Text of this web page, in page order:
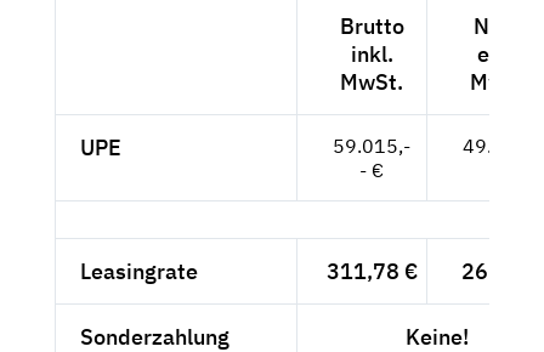
Brutto
inkl.
MwSt.
Netto
exkl.
MwSt.
UPE
59.015,-
- €
49.592,-
Leasingrate 311,78 € 262,-- €
Sonderzahlung Keine!